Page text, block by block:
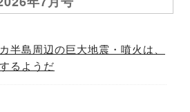
半島周辺の巨大地震・噴火は、
るようだ